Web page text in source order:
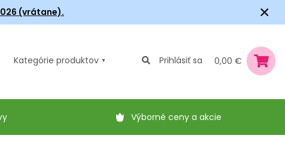
(vrátane). ×
Kategórie produktov Prihlásiť sa 0,00 €
Výborné ceny a akcie